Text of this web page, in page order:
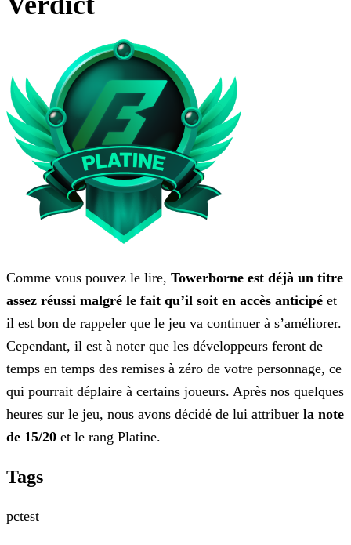
Comme vous pouvez le lire, Towerborne est déjà un titre
assez réussi malgré le fait qu’il soit en accès anticipé et
il est bon de rappeler que le jeu va continuer à s’améliorer.
Cependant, il est à noter que les développeurs feront de
temps en temps des remises à zéro de votre personnage, ce
qui pourrait déplaire à certains joueurs. Après nos quelques
heures sur le jeu, nous avons décidé de lui attribuer la note
de 15/20 et le rang Platine.
Tags
pctest